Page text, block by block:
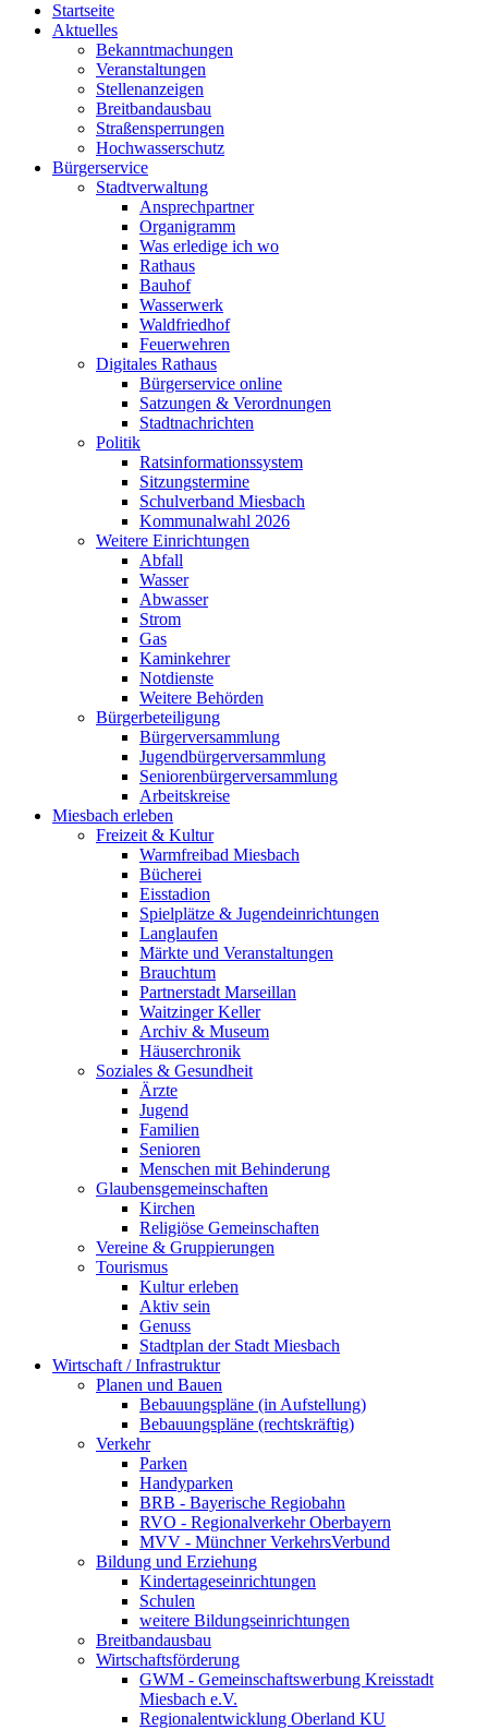
Startseite
Aktuelles
Bekanntmachungen
Veranstaltungen
Stellenanzeigen
Breitbandausbau
Straßensperrungen
Hochwasserschutz
Bürgerservice
Stadtverwaltung
Ansprechpartner
Organigramm
Was erledige ich wo
Rathaus
Bauhof
Wasserwerk
Waldfriedhof
Feuerwehren
Digitales Rathaus
Bürgerservice online
Satzungen & Verordnungen
Stadtnachrichten
Politik
Ratsinformationssystem
Sitzungstermine
Schulverband Miesbach
Kommunalwahl 2026
Weitere Einrichtungen
Abfall
Wasser
Abwasser
Strom
Gas
Kaminkehrer
Notdienste
Weitere Behörden
Bürgerbeteiligung
Bürgerversammlung
Jugendbürgerversammlung
Seniorenbürgerversammlung
Arbeitskreise
Miesbach erleben
Freizeit & Kultur
Warmfreibad Miesbach
Bücherei
Eisstadion
Spielplätze & Jugendeinrichtungen
Langlaufen
Märkte und Veranstaltungen
Brauchtum
Partnerstadt Marseillan
Waitzinger Keller
Archiv & Museum
Häuserchronik
Soziales & Gesundheit
Ärzte
Jugend
Familien
Senioren
Menschen mit Behinderung
Glaubensgemeinschaften
Kirchen
Religiöse Gemeinschaften
Vereine & Gruppierungen
Tourismus
Kultur erleben
Aktiv sein
Genuss
Stadtplan der Stadt Miesbach
Wirtschaft / Infrastruktur
Planen und Bauen
Bebauungspläne (in Aufstellung)
Bebauungspläne (rechtskräftig)
Verkehr
Parken
Handyparken
BRB - Bayerische Regiobahn
RVO - Regionalverkehr Oberbayern
MVV - Münchner VerkehrsVerbund
Bildung und Erziehung
Kindertageseinrichtungen
Schulen
weitere Bildungseinrichtungen
Breitbandausbau
Wirtschaftsförderung
GWM - Gemeinschaftswerbung Kreisstadt
Miesbach e.V.
Regionalentwicklung Oberland KU